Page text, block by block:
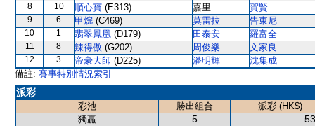
8 10 順心寶 (E313) 嘉里 賀賢
9 6 甲烷 (C469) 莫雷拉 告東尼
10 1 翡翠鳳凰 (D179) 田泰安 羅富全
11 8 辣得傲 (G202) 周俊樂 文家良
12 3 帝豪大師 (D225) 潘明輝
沈集成
備註: 賽事特別情況索引
派彩
彩池 勝出組合
派彩 (HK$)
獨贏
5